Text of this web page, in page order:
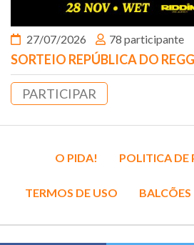
27/07/2026 78 participante
SORTEIO REPÚBLICA DO
PARTICIPAR
O PIDA! POLITICA DE
TERMOS DE USO BALCÕES